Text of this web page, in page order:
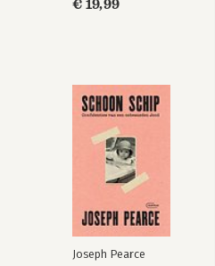
€ 19,99
Joseph Pearce